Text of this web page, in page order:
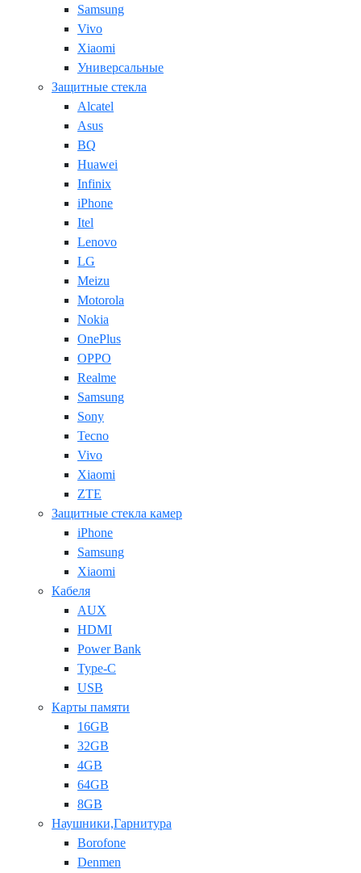
Samsung
Vivo
Xiaomi
Универсальные
Защитные стекла
Alcatel
Asus
BQ
Huawei
Infinix
iPhone
Itel
Lenovo
LG
Meizu
Motorola
Nokia
OnePlus
OPPO
Realme
Samsung
Sony
Tecno
Vivo
Xiaomi
ZTE
Защитные стекла камер
iPhone
Samsung
Xiaomi
Кабеля
AUX
HDMI
Power Bank
Type-C
USB
Карты памяти
16GB
32GB
4GB
64GB
8GB
Наушники,Гарнитура
Borofone
Denmen